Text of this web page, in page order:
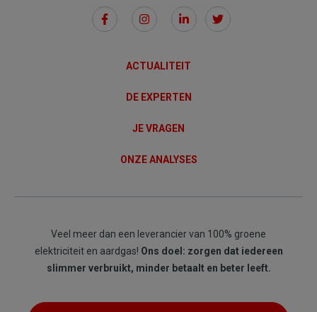
Social
Links
ACTUALITEIT
DE EXPERTEN
JE VRAGEN
ONZE ANALYSES
Veel meer dan een leverancier van 100% groene
elektriciteit en aardgas! Ons doel: zorgen dat iedereen
slimmer verbruikt, minder betaalt en beter leeft.